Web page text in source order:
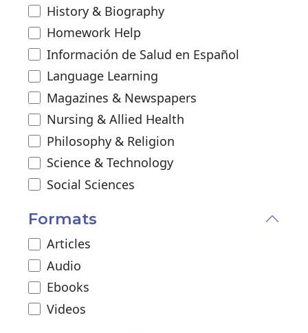
History & Biography
Homework Help
Información de Salud en Español
Language Learning
Magazines & Newspapers
Nursing & Allied Health
Philosophy & Religion
Science & Technology
Social Sciences
Formats
Articles
Audio
Ebooks
Videos